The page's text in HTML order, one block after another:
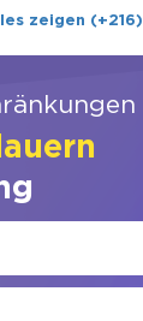
zeigen (+216)